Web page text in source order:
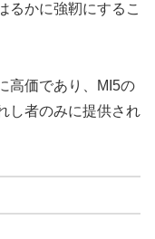
るかに強靭にするこ
高価であり、MI5の
し者のみに提供され